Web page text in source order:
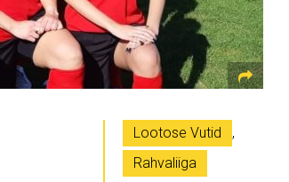
Lootose Vutid
,
Rahvaliiga